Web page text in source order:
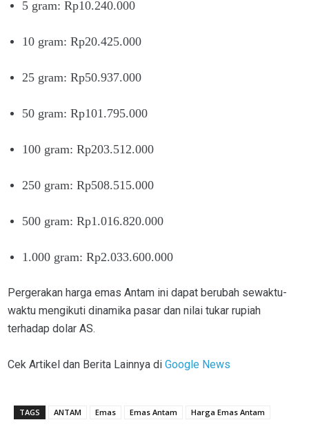
5 gram: Rp10.240.000
10 gram: Rp20.425.000
25 gram: Rp50.937.000
50 gram: Rp101.795.000
100 gram: Rp203.512.000
250 gram: Rp508.515.000
500 gram: Rp1.016.820.000
1.000 gram: Rp2.033.600.000
Pergerakan harga emas Antam ini dapat berubah sewaktu-
waktu mengikuti dinamika pasar dan nilai tukar rupiah
terhadap dolar AS.
Cek Artikel dan Berita Lainnya di Google News
TAGS ANTAM Emas Emas Antam Harga Emas Antam